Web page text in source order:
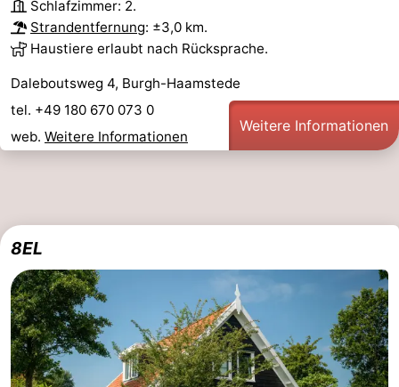
Kontakt
Schlafzimmer: 2.
Strandentfernung: ±3,0 km.
Haustiere erlaubt nach Rücksprache.
Daleboutsweg 4, Burgh-Haamstede
tel. +49 180 670 073 0
web. Weitere Informationen
Weitere Informationen
8EL